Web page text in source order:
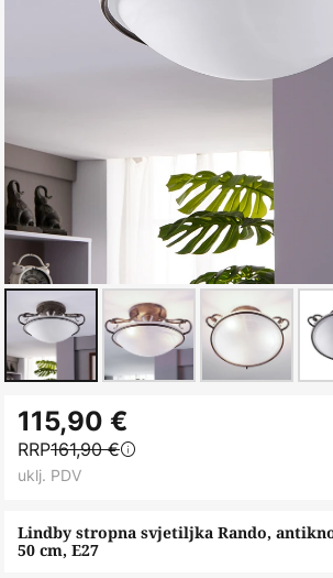
to
the
beginning
the
images
Lindby stropna svjetiljka Rando,
50 cm, E27
115,90 €
RRP161,90 €
uklj. PDV